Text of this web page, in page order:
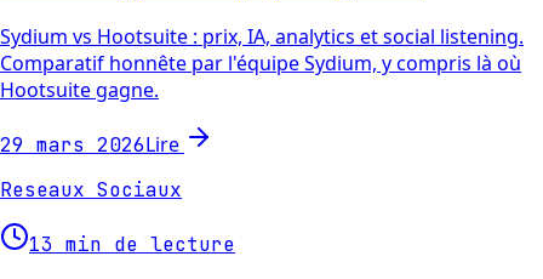
Sydium vs Hootsuite : prix, IA, analytics et social listening.
Comparatif honnête par l'équipe Sydium, y compris là où
Hootsuite gagne.
29 mars 2026Lire
Reseaux Sociaux
13 min de lecture